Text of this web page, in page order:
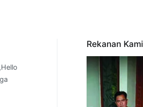
,Hello
Rekanan Kami